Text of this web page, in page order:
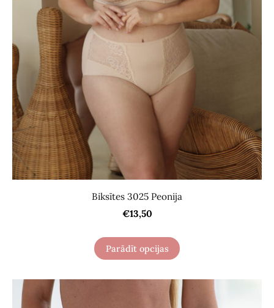
Biksītes 3025 Peonija
€13,50
Parādīt opcijas